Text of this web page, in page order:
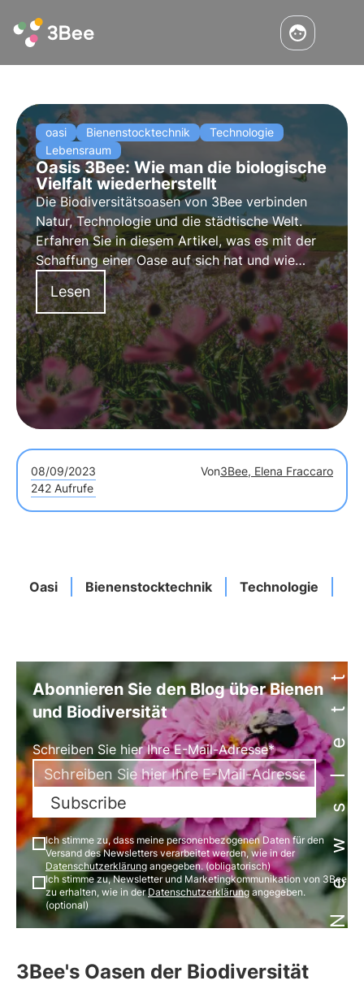
oasi Bienenstocktechnik
Technologie
Lebensraum
Oasis 3Bee: Wie man die biologische
Vielfalt wiederherstellt
Die Biodiversitätsoasen von 3Bee verbinden
Natur, Technologie und die städtische Welt.
Erfahren Sie in diesem Artikel, was es mit der
Schaffung einer Oase auf sich hat und wie
diese städtischen und agroforstlichen
Lebensräume zur Regeneration der
biologischen Vielfalt beitragen.
Lesen
08/09/2023 Von3Bee, Elena Fraccaro
242 Aufrufe
Oasi Bienenstocktechnik Technologie Newsletter
Abonnieren Sie den Blog über Bienen
und Biodiversität
Schreiben Sie hier Ihre E-Mail-Adresse*
Subscribe
Ich stimme zu, dass meine personenbezogenen Daten für den
Versand des Newsletters verarbeitet werden, wie in der
Datenschutzerklärung angegeben. (obligatorisch)
Ich stimme zu, Newsletter und Marketingkommunikation von 3Bee
zu erhalten, wie in derDatenschutzerklärungangegeben.
(optional)
3Bee's Oasen der Biodiversität